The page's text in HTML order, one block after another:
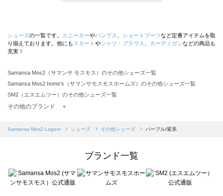
シューズの一覧です。 スニーカーやパンプス ショートブーツなど定番アイテムを取
り揃えております。他にも スカート やシャツ・ブラウス カーディガンなどの商品も
充実！
Samansa Mos2（サマンサ モスモス）のその他シューズ一覧
Samansa Mos2 home's（サマンサモスモスホームズ）のその他シューズ一覧
SM2（エスエムツー）のその他シューズ一覧
Samansa Mos2 blue（サマンサモスモス ブルー）のその他シューズ一覧
sō4ū（ソウフォーユー）のその他シューズ一覧
Te chichi（テチチ）のその他シューズ一覧
Te chichi CLASSIC（テチチ クラシック）のその他シューズ一覧
その他のブランド ＋
Samansa Mos2 Lagom シューズ その他シューズ パープル/紫系
ブランド一覧